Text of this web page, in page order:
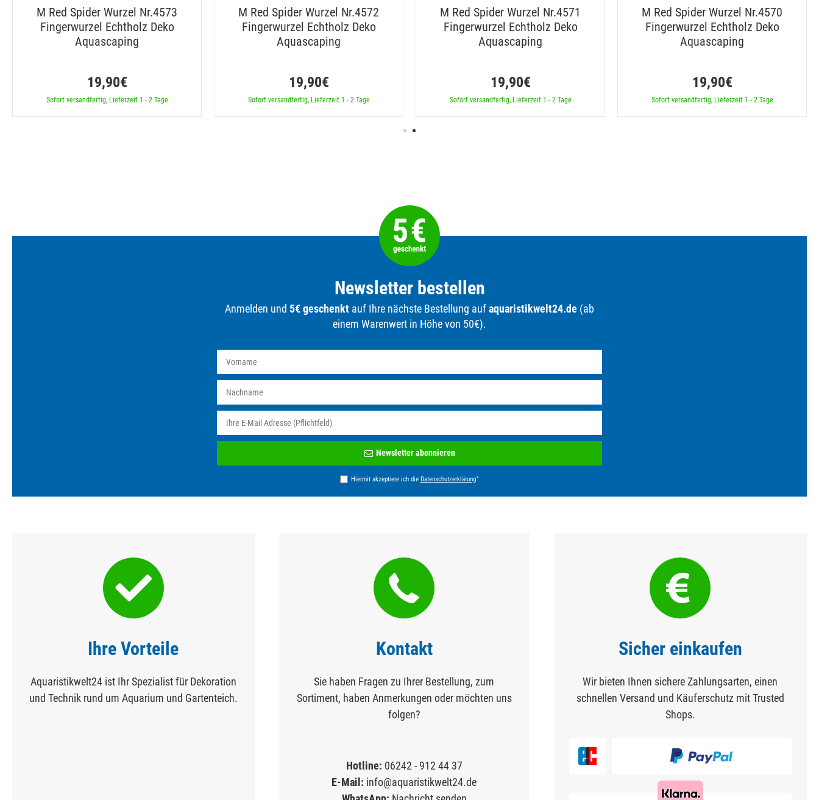
M Red Spider Wurzel Nr.4573
Fingerwurzel Echtholz Deko
Aquascaping
19,90€
Sofort versandfertig, Lieferzeit 1 - 2 Tage
M Red Spider Wurzel Nr.4572
Fingerwurzel Echtholz Deko
Aquascaping
19,90€
Sofort versandfertig, Lieferzeit 1 - 2 Tage
M Red Spider Wurzel Nr.4571
Fingerwurzel Echtholz Deko
Aquascaping
19,90€
Sofort versandfertig, Lieferzeit 1 - 2 Tage
M Red Spider Wurzel Nr.4570
Fingerwurzel Echtholz Deko
Aquascaping
19,90€
Sofort versandfertig, Lieferzeit 1 - 2 Tage
Newsletter bestellen
Anmelden und 5€ geschenkt auf Ihre nächste Bestellung aufaquaristikwelt24.de (ab
einem Warenwert in Höhe von 50€).
Newsletter abonnieren
Hiermit akzeptiere ich die Daten­schutz­erklärung*
Ihre Vorteile
Aquaristikwelt24 ist Ihr Spezialist für Dekoration
und Technik rund um Aquarium und Gartenteich.
Kontakt
Sie haben Fragen zu Ihrer Bestellung, zum
Sortiment, haben Anmerkungen oder möchten uns
folgen?
Hotline: 06242 - 912 44 37
E-Mail: info@aquaristikwelt24.de
Sicher einkaufen
Wir bieten Ihnen sichere Zahlungsarten, einen
schnellen Versand und Käuferschutz mit Trusted
Shops.